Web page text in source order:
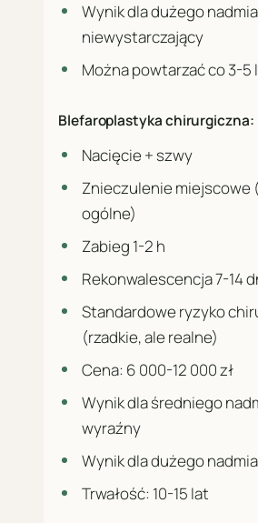
Wynik dla dużego
niewystarczający
Można powtarzać co 3-5
Blefaroplastyka chirurgiczna:
Nacięcie + szwy
Znieczulenie miejscowe
ogólne)
Zabieg 1-2 h
Rekonwalescencja 7-14
Standardowe ryzyko
(rzadkie, ale realne)
Cena: 6 000-12 000 zł
Wynik dla średniego
wyraźny
Wynik dla dużego
Trwałość: 10-15 lat